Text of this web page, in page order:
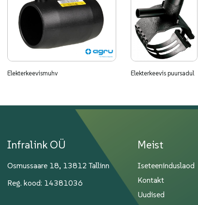
Elekterkeevismuhv Elekterkeevis puursadul
Infralink OÜ
Osmussaare 18, 13812 Tallinn
Reg. kood: 14381036
Meist
Iseteeninduslaod
Kontakt
Uudised